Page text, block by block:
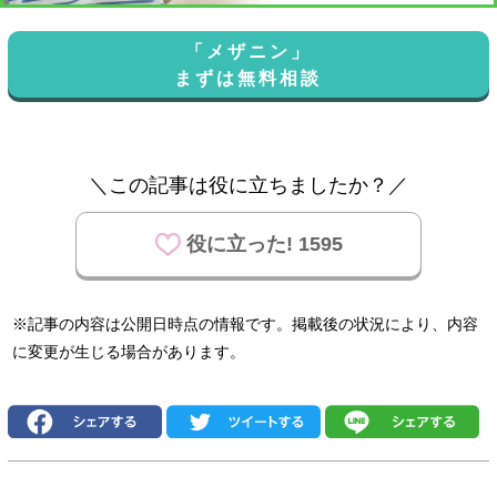
「メザニン」
まずは無料相談
＼この記事は役に立ちましたか？／
役に立った! 1595
※記事の内容は公開日時点の情報です。掲載後の状況により、内容
に変更が生じる場合があります。